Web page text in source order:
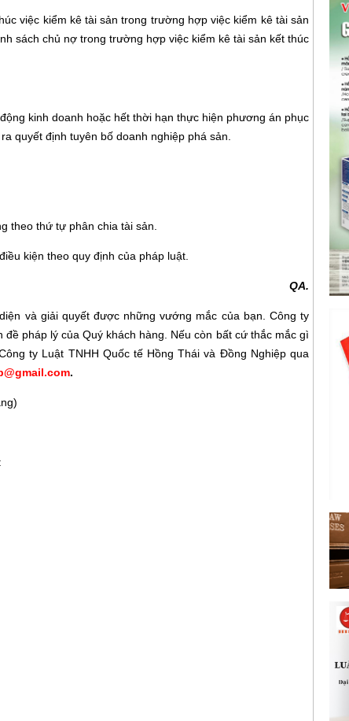
việc kiểm kê tài sản trong trường hợp việc kiểm kê tài sản
sách chủ nợ trong trường hợp việc kiểm kê tài sản kết thúc
kinh doanh hoặc hết thời hạn thực hiện phương án phục
quyết định tuyên bố doanh nghiệp phá sản.
theo thứ tự phân chia tài sản.
kiện theo quy định của pháp luật.
QA.
và giải quyết được những vướng mắc của bạn. Công ty
pháp lý của Quý khách hàng. Nếu còn bất cứ thắc mắc gì
ty Luật TNHH Quốc tế Hồng Thái và Đồng Nghiệp qua
.